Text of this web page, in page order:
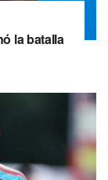
la batalla